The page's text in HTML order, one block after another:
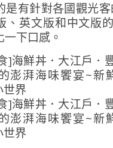
是有針對各國觀光
、英文版和中文版
下口感。